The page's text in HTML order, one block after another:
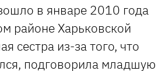
в январе 2010 года
районе Харьковской
сестра из-за того, что
подговорила младшую